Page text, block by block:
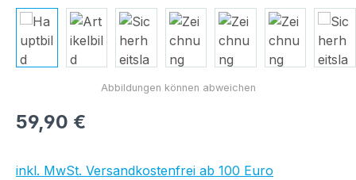
Regulärer Preis:
59,90 €
inkl. MwSt. Versandkostenfrei ab 100 Euro